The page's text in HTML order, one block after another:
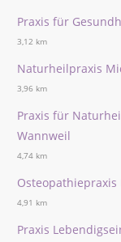
Praxis für
3,12 km
Naturheilpraxis
3,96 km
Praxis für
Wannweil
4,74 km
4,91 km
Praxis